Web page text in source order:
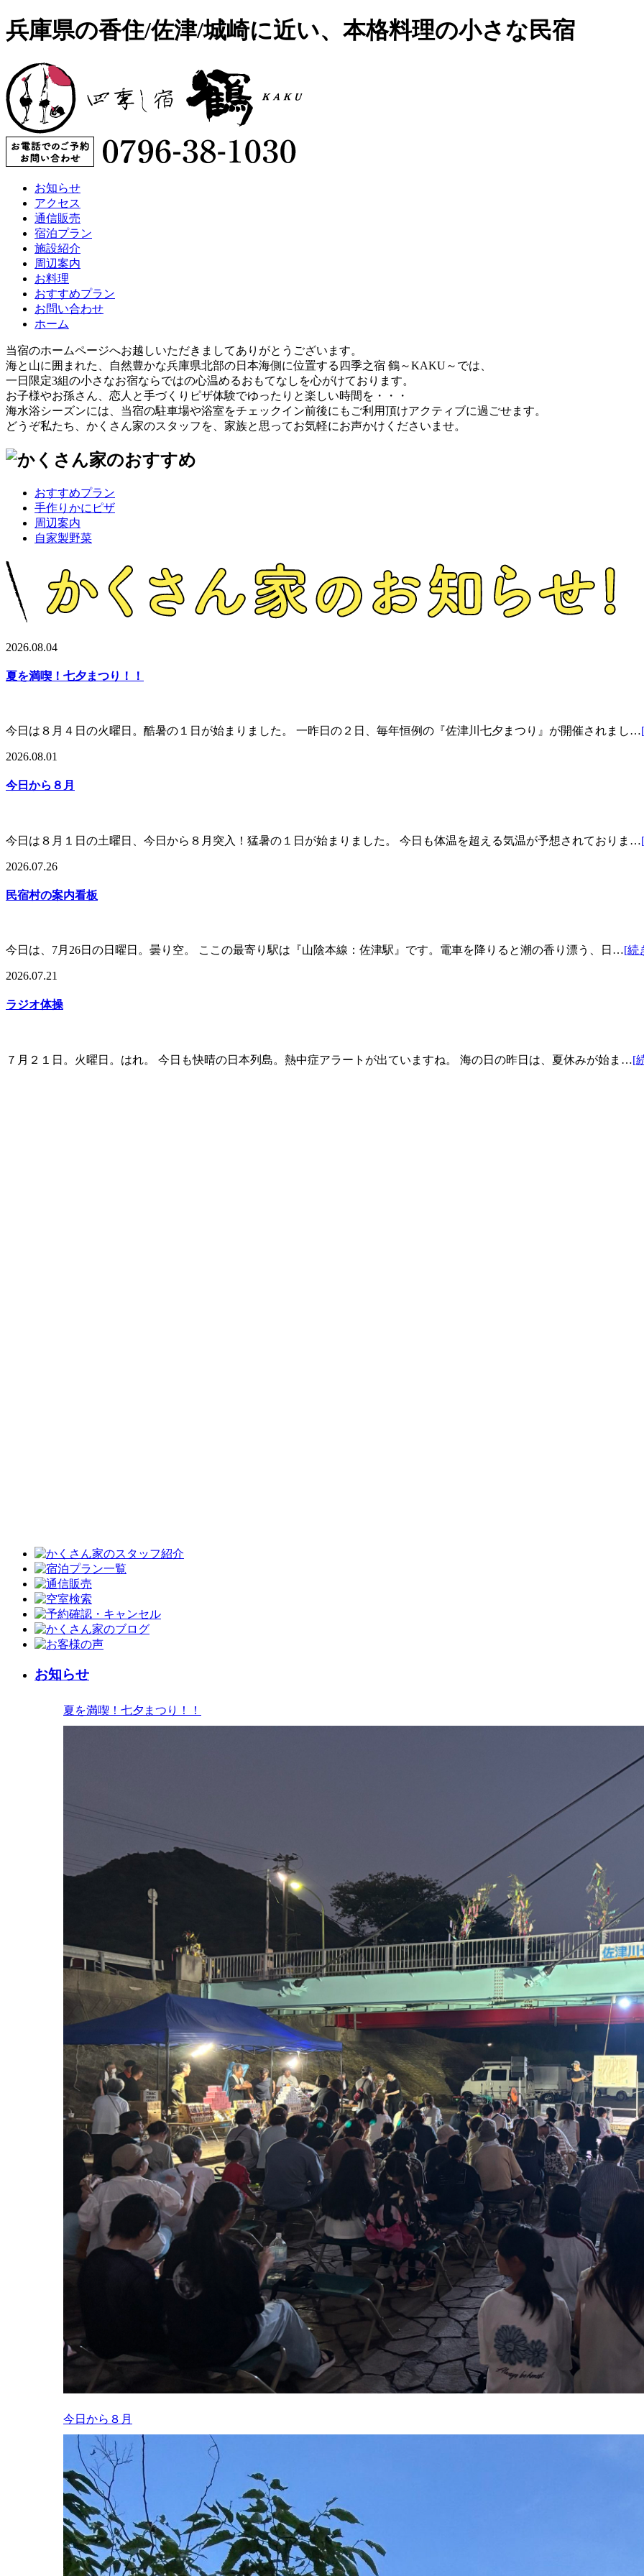
兵庫県の香住/佐津/城崎に近い、本格料理の小さな民宿
お知らせ
アクセス
通信販売
宿泊プラン
施設紹介
周辺案内
お料理
おすすめプラン
お問い合わせ
ホーム
当宿のホームページへお越しいただきましてありがとうございます。
海と山に囲まれた、自然豊かな兵庫県北部の日本海側に位置する四季之宿 鶴～KAKU～では、
一日限定3組の小さなお宿ならではの心温めるおもてなしを心がけております。
お子様やお孫さん、恋人と手づくりピザ体験でゆったりと楽しい時間を・・・
海水浴シーズンには、当宿の駐車場や浴室をチェックイン前後にもご利用頂けアクティブに過ごせます。
どうぞ私たち、かくさん家のスタッフを、家族と思ってお気軽にお声かけくださいませ。
おすすめプラン
手作りかにピザ
周辺案内
自家製野菜
2026.08.04
夏を満喫！七夕まつり！！
今日は８月４日の火曜日。酷暑の１日が始まりました。 一昨日の２日、毎年恒例の『佐津川七夕まつり』が開催されまし…
2026.08.01
今日から８月
今日は８月１日の土曜日、今日から８月突入！猛暑の１日が始まりました。 今日も体温を超える気温が予想されておりま…
2026.07.26
民宿村の案内看板
今日は、7月26日の日曜日。曇り空。 ここの最寄り駅は『山陰本線：佐津駅』です。電車を降りると潮の香り漂う、日…[続
2026.07.21
ラジオ体操
７月２１日。火曜日。はれ。 今日も快晴の日本列島。熱中症アラートが出ていますね。 海の日の昨日は、夏休みが始ま…[
お知らせ
夏を満喫！七夕まつり！！
今日から８月